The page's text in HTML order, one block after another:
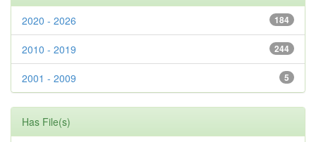
184
2020 - 2026
244
2010 - 2019
5
2001 - 2009
Has File(s)